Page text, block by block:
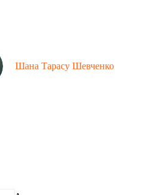
Шана Тарасу Шевченко